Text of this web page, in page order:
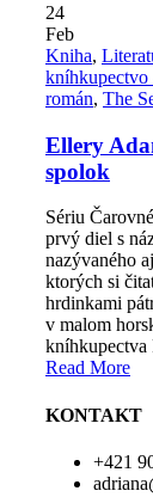
24
Feb
Kniha,
román, The
Ellery
spolok
Sériu
prvý diel s
nazývaného
ktorých si
hrdinkami
v malom
Read More
KONTAKT
+421